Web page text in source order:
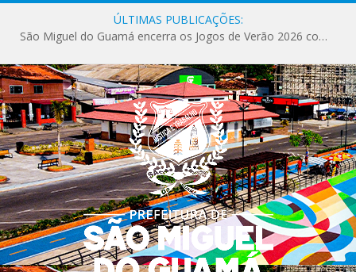
ÚLTIMAS PUBLICAÇÕES:
São Miguel do Guamá encerra os Jogos de Verão 2026 com sucesso de público e competições.